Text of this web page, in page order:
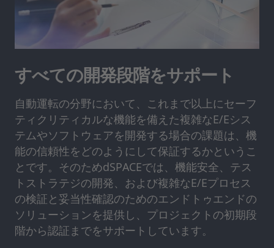
すべての開発段階をサポート
自動運転の分野において、これまで以上にセーフ
ティクリティカルな機能を備えた複雑なE/Eシス
テムやソフトウェアを開発する場合の課題は、機
能の信頼性をどのようにして保証するかというこ
とです。そのためdSPACEでは、機能安全、テス
トストラテジの開発、および複雑なE/Eプロセス
の検証と妥当性確認のためのエンドトゥエンドの
ソリューションを提供し、プロジェクトの初期段
階から認証までをサポートしています。